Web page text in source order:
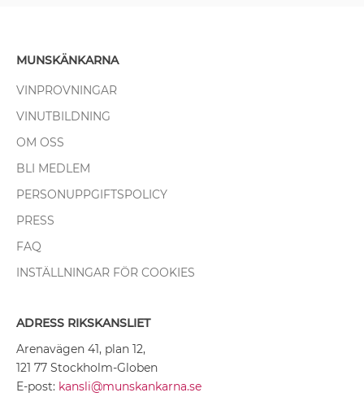
MUNSKÄNKARNA
VINPROVNINGAR
VINUTBILDNING
OM OSS
BLI MEDLEM
PERSONUPPGIFTSPOLICY
PRESS
FAQ
INSTÄLLNINGAR FÖR COOKIES
ADRESS RIKSKANSLIET
Arenavägen 41, plan 12,
121 77 Stockholm-Globen
E-post: kansli@munskankarna.se